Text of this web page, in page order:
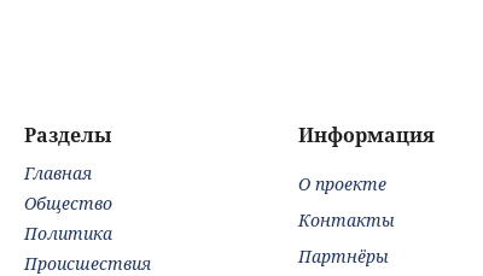
Разделы
Главная
Общество
Политика
Происшествия
Информация
О проекте
Контакты
Партнёры